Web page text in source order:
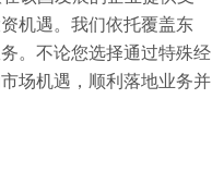
机遇。我们依托覆盖东
。不论您选择通过特殊经
场机遇，顺利落地业务并